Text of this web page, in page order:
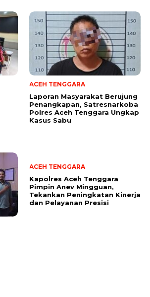
ACEH TENGGARA
Laporan Masyarakat Berujung
Penangkapan, Satresnarkoba
Polres Aceh Tenggara Ungkap
Kasus Sabu
ACEH TENGGARA
Kapolres Aceh Tenggara
Pimpin Anev Mingguan,
Tekankan Peningkatan Kinerja
dan Pelayanan Presisi